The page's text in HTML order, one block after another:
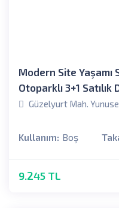
Modern Site Yaşamı
Otoparklı 3+1 Satılık
Güzelyurt Mah.
Kullanım: Boş
9.245 TL